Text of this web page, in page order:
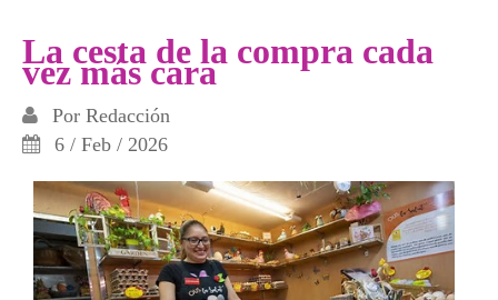
La cesta de la compra cada
vez más cara
Por Redacción
6 / Feb / 2026